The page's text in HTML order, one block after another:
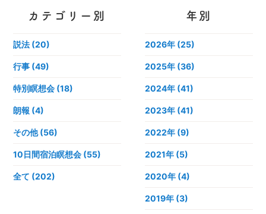
カテゴリー別
説法 (20)
行事 (49)
特別瞑想会 (18)
朗報 (4)
その他 (56)
10日間宿泊瞑想会 (55)
全て (202)
年別
2026年 (25)
2025年 (36)
2024年 (41)
2023年 (41)
2022年 (9)
2021年 (5)
2020年 (4)
2019年 (3)